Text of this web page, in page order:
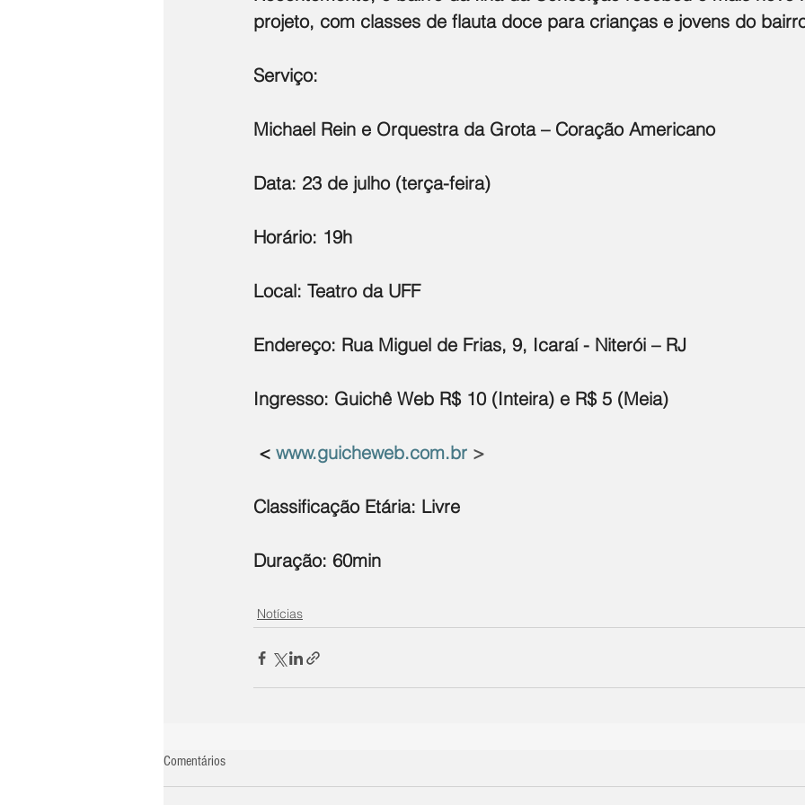
projeto, com classes de flauta doce para crianças e jovens do
Serviço:
Michael Rein e Orquestra da Grota – Coração Americano
Data: 23 de julho (terça-feira)
Horário: 19h
Local: Teatro da UFF
Endereço: Rua Miguel de Frias, 9, Icaraí - Niterói – RJ
Ingresso: Guichê Web R$ 10 (Inteira) e R$ 5 (Meia)
< www.guicheweb.com.br >
Classificação Etária: Livre
Duração: 60min
Notícias
Comentários